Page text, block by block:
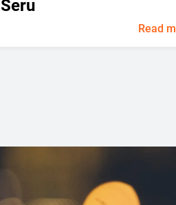
Seru
Read